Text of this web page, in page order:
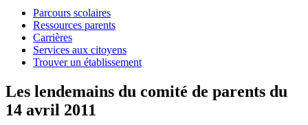
Parcours scolaires
Ressources parents
Carrières
Services aux citoyens
Trouver un établissement
Les lendemains du comité de parents du
14 avril 2011